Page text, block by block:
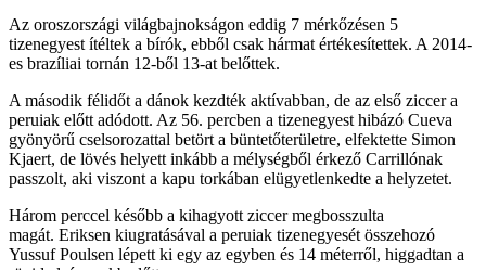
Az oroszországi világbajnokságon eddig 7 mérkőzésen 5
tizenegyest ítéltek a bírók, ebből csak hármat értékesítettek. A 2014-
es brazíliai tornán 12-ből 13-at belőttek.
A második félidőt a dánok kezdték aktívabban, de az első ziccer a
peruiak előtt adódott. Az 56. percben a tizenegyest hibázó Cueva
gyönyörű cselsorozattal betört a büntetőterületre, elfektette Simon
Kjaert, de lövés helyett inkább a mélységből érkező Carrillónak
passzolt, aki viszont a kapu torkában elügyetlenkedte a helyzetet.
Három perccel később a kihagyott ziccer megbosszulta
magát. Eriksen kiugratásával a peruiak tizenegyesét összehozó
Yussuf Poulsen lépett ki egy az egyben és 14 méterről, higgadtan a